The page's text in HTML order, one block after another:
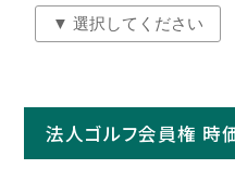
法人ゴルフ会員権 時